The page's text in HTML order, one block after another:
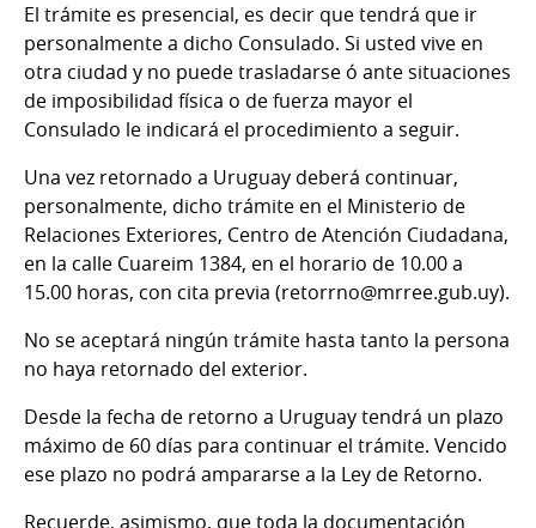
El trámite es presencial, es decir que tendrá que ir
personalmente a dicho Consulado. Si usted vive en
otra ciudad y no puede trasladarse ó ante situaciones
de imposibilidad física o de fuerza mayor el
Consulado le indicará el procedimiento a seguir.
Una vez retornado a Uruguay deberá continuar,
personalmente, dicho trámite en el Ministerio de
Relaciones Exteriores, Centro de Atención Ciudadana,
en la calle Cuareim 1384, en el horario de 10.00 a
15.00 horas, con cita previa (retorrno@mrree.gub.uy).
No se aceptará ningún trámite hasta tanto la persona
no haya retornado del exterior.
Desde la fecha de retorno a Uruguay tendrá un plazo
máximo de 60 días para continuar el trámite. Vencido
ese plazo no podrá ampararse a la Ley de Retorno.
Recuerde, asimismo, que toda la documentación